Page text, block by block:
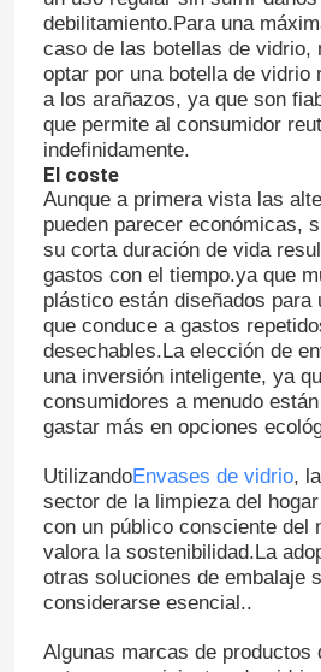
Inicio
Productos
Sobre nosotros
debilitamiento.Para una
caso de las botellas de vidrio,
optar por una botella de vidrio
a los arañazos, ya que son
que permite al consumidor
indefinidamente.
El coste
Aunque a primera vista las
pueden parecer económicas,
su corta duración de vida
gastos con el tiempo.ya que
plástico están diseñados para
que conduce a gastos
desechables.La elección de
una inversión inteligente, ya
consumidores a menudo
gastar más en opciones
UtilizandoEnvases de vidrio,
sector de la limpieza del
con un público consciente del
valora la sostenibilidad.La
otras soluciones de embalaje
considerarse esencial..
Algunas marcas de productos